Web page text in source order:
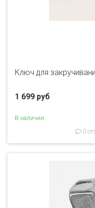
Ключ для
1 699 руб
В наличии
0